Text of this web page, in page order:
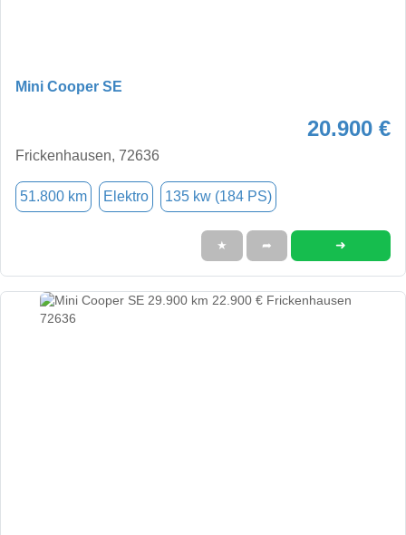
Mini Cooper SE
20.900 €
Frickenhausen, 72636
51.800 km Elektro 135 kw (184 PS)
★ ➦ ➜